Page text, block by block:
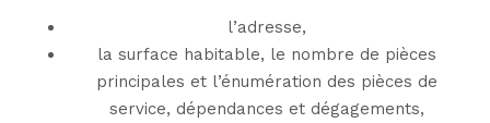
l’adresse,
la surface habitable, le nombre de pièces
principales et l’énumération des pièces de
service, dépendances et dégagements,